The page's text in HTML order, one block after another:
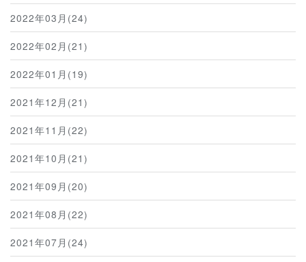
2022年03月(24)
2022年02月(21)
2022年01月(19)
2021年12月(21)
2021年11月(22)
2021年10月(21)
2021年09月(20)
2021年08月(22)
2021年07月(24)